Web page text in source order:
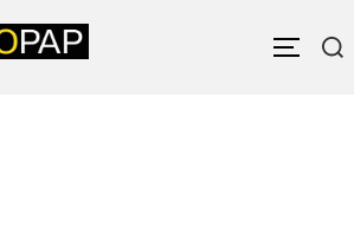
Rechercher :